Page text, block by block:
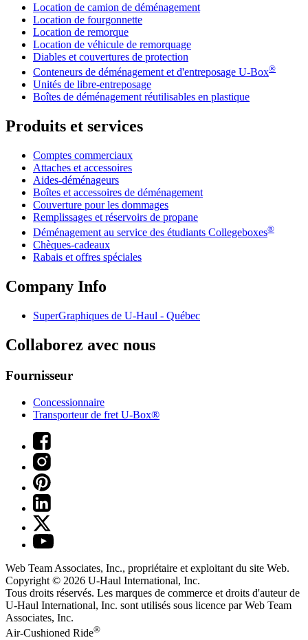
Location de camion de déménagement
Location de fourgonnette
Location de remorque
Location de véhicule de remorquage
Diables et couvertures de protection
Conteneurs de déménagement et d'entreposage U-Box®
Unités de libre-entreposage
Boîtes de déménagement réutilisables en plastique
Produits et services
Comptes commerciaux
Attaches et accessoires
Aides-déménageurs
Boîtes et accessoires de déménagement
Couverture pour les dommages
Remplissages et réservoirs de propane
Déménagement au service des étudiants Collegeboxes®
Chèques-cadeaux
Rabais et offres spéciales
Company Info
SuperGraphiques de U-Haul - Québec
Collaborez avec nous
Fournisseur
Concessionnaire
Transporteur de fret U-Box®
Web Team Associates, Inc., propriétaire et exploitant du site Web.
Copyright © 2026 U-Haul International, Inc.
Tous droits réservés. Les marques de commerce et droits d'auteur de
U-Haul International, Inc. sont utilisés sous licence par Web Team
Associates, Inc.
Air-Cushioned Ride®